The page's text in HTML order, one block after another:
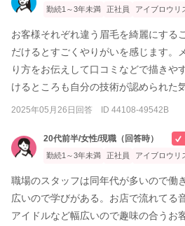
勤続1～3年未満
正社員 アイブロウリ
お客様それぞれ違う眉毛を綺麗にする
だけるとすごくやりがいを感じます。
り方をお伝えして口コミなどで描きや
けるところも自分の技術が認められた
2025年05月26日回答 ID 44108-49542B
20代前半/女性/現職（回答時）
勤続1～3年未満
正社員 アイブロウリ
職場のスタッフは同年代が多いので働
広いので学びがある。お店で流れてる
アイドルなど幅広いので趣味の合うお